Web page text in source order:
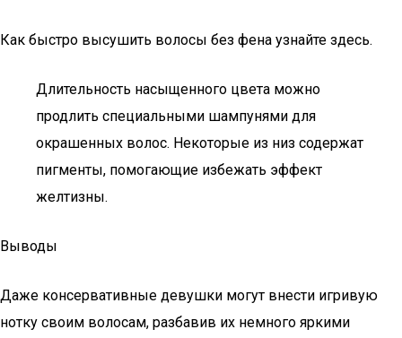
Как быстро высушить волосы без фена узнайте здесь.
Длительность насыщенного цвета можно
продлить специальными шампунями для
окрашенных волос. Некоторые из низ содержат
пигменты, помогающие избежать эффект
желтизны.
Выводы
Даже консервативные девушки могут внести игривую
нотку своим волосам, разбавив их немного яркими